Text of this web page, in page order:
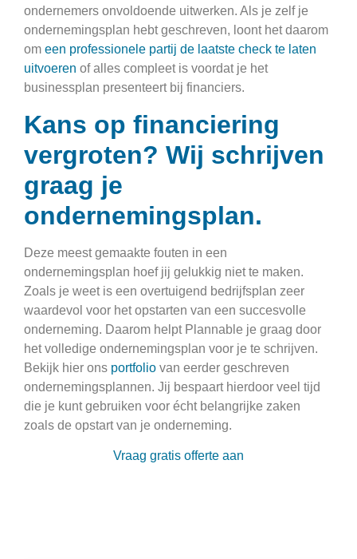
ondernemers onvoldoende uitwerken. Als je zelf je
ondernemingsplan hebt geschreven, loont het daarom
om een professionele partij de laatste check te laten
uitvoeren of alles compleet is voordat je het
businessplan presenteert bij financiers.
Kans op financiering
vergroten? Wij schrijven
graag je
ondernemingsplan.
Deze meest gemaakte fouten in een
ondernemingsplan hoef jij gelukkig niet te maken.
Zoals je weet is een overtuigend bedrijfsplan zeer
waardevol voor het opstarten van een succesvolle
onderneming. Daarom helpt Plannable je graag door
het volledige ondernemingsplan voor je te schrijven.
Bekijk hier ons portfolio van eerder geschreven
ondernemingsplannen. Jij bespaart hierdoor veel tijd
die je kunt gebruiken voor écht belangrijke zaken
zoals de opstart van je onderneming.
Vraag gratis offerte aan